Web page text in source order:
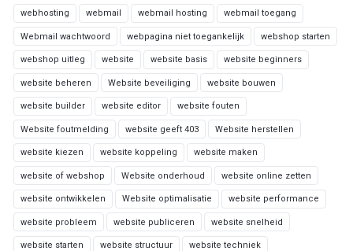
webhosting webmail webmail hosting webmail toegang
Webmail wachtwoord webpagina niet toegankelijk webshop starten
webshop uitleg website website basis website beginners
website beheren Website beveiliging website bouwen
website builder website editor website fouten
Website foutmelding website geeft 403 Website herstellen
website kiezen website koppeling website maken
website of webshop Website onderhoud website online zetten
website ontwikkelen Website optimalisatie website performance
website probleem website publiceren website snelheid
website starten website structuur website techniek